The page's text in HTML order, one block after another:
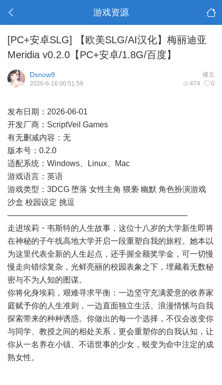
游戏资源
[PC+安卓SLG]
【欧美SLG/AI汉化】梅丽迪亚
Meridia v0.2.0【PC+安卓/1.8G/百度】
楼主
Dsnow9
474 0
2026-6-16 00:51:59
发布日期：2026-06-01
开发厂商：ScriptVeil Games
有无删减内容：无
版本号：0.2.0
适配系统：Windows、Linux、Mac
游戏语言：英语
游戏类型：3DCG 堕落 女性主角 猥亵 幽默 角色扮演游戏
沙盒 校园设定 挑逗
─────────────────────────────────
走进埃莉・韦斯特的人生故事，这位十八岁的大学新生即将
在神秘的子午线高地大学开启一段重塑自我的旅程。她本以
为这里代表全新的人生起点，还手握全额奖学金，可一切慢
慢走向错综复杂，光鲜亮丽的校园表象之下，埋藏着无数秘
密与不为人知的图谋。
你将化身埃莉，艰难寻求平衡：一边坚守充满爱意的收养家
庭赋予你的人生准则，一边直面独立生活、浪漫情愫与自我
探索带来的种种诱惑。你做出的每一个选择，不仅会改变你
与同学、教授之间的相处关系，更会重塑你的自我认知，让
你从一名养在小镇、不谙世事的少女，蜕变为命中注定的成
熟女性。